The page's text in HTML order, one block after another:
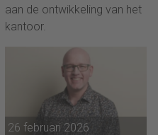
aan de ontwikkeling van het
kantoor.
26 februari 2026